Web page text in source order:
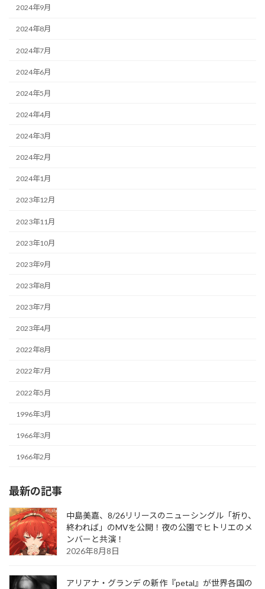
2024年9月
2024年8月
2024年7月
2024年6月
2024年5月
2024年4月
2024年3月
2024年2月
2024年1月
2023年12月
2023年11月
2023年10月
2023年9月
2023年8月
2023年7月
2023年4月
2022年8月
2022年7月
2022年5月
1996年3月
1966年3月
1966年2月
最新の記事
中島美嘉、8/26リリースのニューシングル「祈り、
終われば」のMVを公開！夜の公園でヒトリエのメ
ンバーと共演！
2026年8月8日
アリアナ・グランデ の新作『petal』が世界各国の